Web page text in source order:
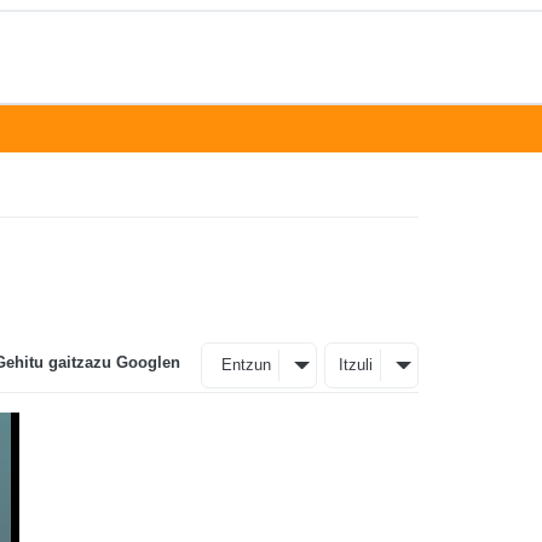
gaitzazu Googlen Entzun Itzuli